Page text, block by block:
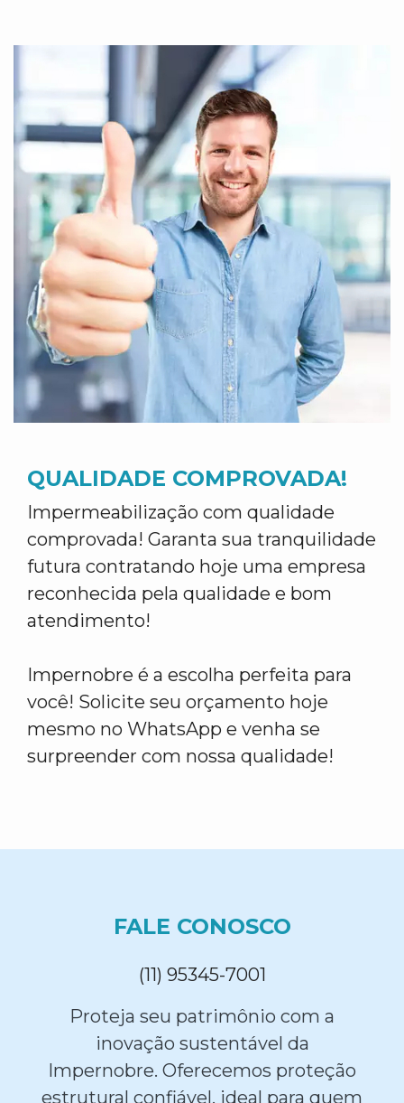
QUALIDADE COMPROVADA!
Impermeabilização com qualidade
comprovada! Garanta sua tranquilidade
futura contratando hoje uma empresa
reconhecida pela qualidade e bom
atendimento!
Impernobre é a escolha perfeita para
você! Solicite seu orçamento hoje
mesmo no WhatsApp e venha se
surpreender com nossa qualidade!
FALE CONOSCO
(11) 95345-7001
Proteja seu patrimônio com a
inovação sustentável da
Impernobre. Oferecemos proteção
estrutural confiável, ideal para quem